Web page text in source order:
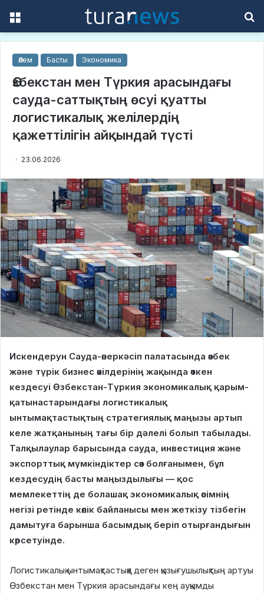
Әлем Басты Экономика
Өзбекстан мен Түркия арасындағы
сауда-саттықтың өсуі қуатты
логистикалық желілердің
қажеттілігін айқындай түсті
23.06.2026
Искендерун Сауда-өнеркәсіп палатасында өзбек
және түрік бизнес өкілдерінің жақында өткен
кездесуі Өзбекстан-Түркия экономикалық қарым-
қатынастарындағы логистикалық
ынтымақтастықтың стратегиялық маңызы артып
келе жатқанының тағы бір дәлелі болып табылады.
Талқылаулар барысында сауда, инвестиция және
экспорттық мүмкіндіктер сөз болғанымен, бұл
кездесудің басты маңыздылығы — қос
мемлекеттің де болашақ экономикалық өсімнің
негізі ретінде көлік байланысы мен жеткізу тізбегін
дамытуға барынша басымдық беріп отырғандығын
көрсетуінде.
Логистикалық ынтымақтастыққа деген қызығушылықтың артуы
Өзбекстан мен Түркия арасындағы кең ауқымды